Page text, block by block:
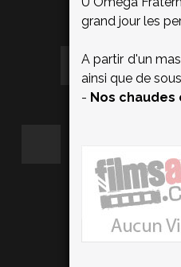
grand jour les
A partir d'un
ainsi que de
- Nos chaudes